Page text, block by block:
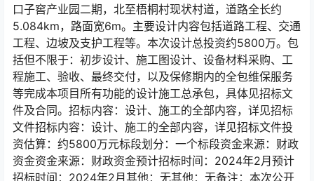
口子窖产业园二期，北至梧桐村现状村道，道路全长约
5.084km，路面宽6m。主要设计内容包括道路工程、交通
工程、边坡及支护工程等。本次设计总投资约5800万。包
括但不限于：初步设计、施工图设计、设备材料采购、工
程施工、验收、最终交付，以及保修期内的全包维保服务
等完成本项目所有功能的设计施工总承包，具体见招标文
件及合同。招标内容：设计、施工的全部内容，详见招标
文件招标内容：设计、施工的全部内容，详见招标文件投
资估算：约5800万元标段划分：一个标段资金来源：财政
资金资金来源：财政资金预计招标时间：2024年2月预计
招标时间：2024年2月其他：无其他：无备注：本次公开